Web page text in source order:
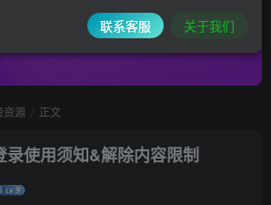
资源 正文
使用须知&解除内容限制
联系客服 关于我们